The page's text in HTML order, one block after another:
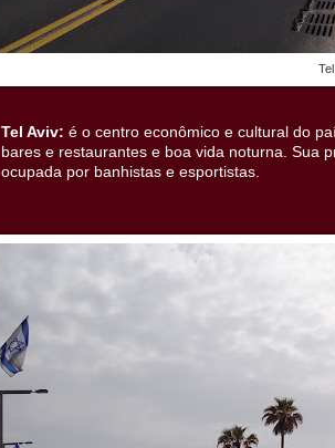
Tel Aviv: é o centro econômico e cultural do
bares e restaurantes e boa vida noturna. Sua
ocupada por banhistas e esportistas.